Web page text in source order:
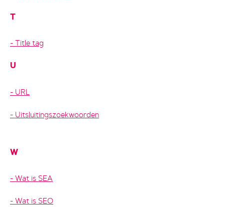
T
Title tag
U
URL
Uitsluitingszoekwoorden
W
Wat is SEA
Wat is SEO